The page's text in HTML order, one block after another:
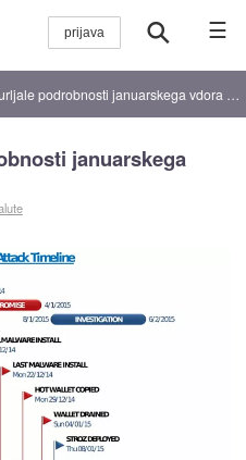
☰
podrobnosti januarskega vdora v Bitstamp
januarskega